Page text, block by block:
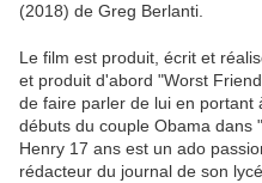
(2018) de Greg Berlanti.
Le film est produit, écrit et
et produit d'abord "Worst
de faire parler de lui en portant
débuts du couple Obama dans
Henry 17 ans est un ado
rédacteur du journal de son